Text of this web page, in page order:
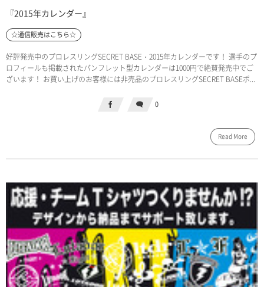
『2015年カレンダー』
☆通信販売はこちら☆
好評発売中のプロレスリングSECRET BASE・2015年カレンダーです！ 選手のプ
ロフィールも掲載されたパンフレット型カレンダーは1000円で絶賛発売中でご
ざいます！ お買い上げのお客様には非売品のプロレスリングSECRET BASEポ...
0
Read More